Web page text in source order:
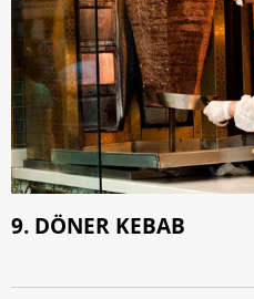
9. DÖNER KEBAB